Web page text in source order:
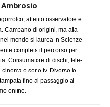
Ambrosio
attento osservatore e
Campano di origini, ma alla
mondo si laurea in Scienze
completa il percorso per
Consumatore di dischi, tele-
e serie tv. Diverse le
fino al passaggio al
online.